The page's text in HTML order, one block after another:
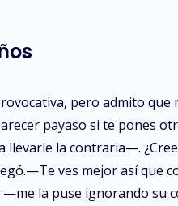
pero admito
payaso si te pones
la contraria—.
ves mejor así que
la puse ignorando su